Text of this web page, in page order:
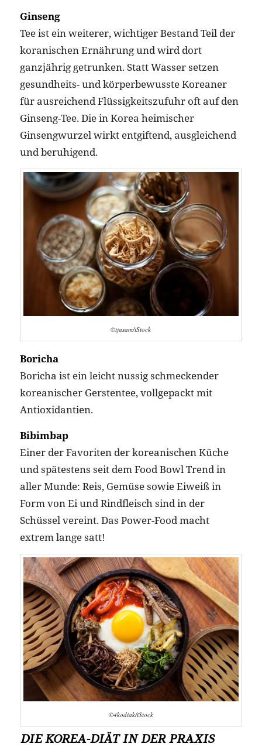
Ginseng
Tee ist ein weiterer, wichtiger Bestand Teil der
koranischen Ernährung und wird dort
ganzjährig getrunken. Statt Wasser setzen
gesundheits- und körperbewusste Koreaner
für ausreichend Flüssigkeitszufuhr oft auf den
Ginseng-Tee. Die in Korea heimischer
Ginsengwurzel wirkt entgiftend, ausgleichend
und beruhigend.
©tjasam/iStock
Boricha
Boricha ist ein leicht nussig schmeckender
koreanischer Gerstentee, vollgepackt mit
Antioxidantien.
Bibimbap
Einer der Favoriten der koreanischen Küche
und spätestens seit dem Food Bowl Trend in
aller Munde: Reis, Gemüse sowie Eiweiß in
Form von Ei und Rindfleisch sind in der
Schüssel vereint. Das Power-Food macht
extrem lange satt!
©4kodiak/iStock
DIE KOREA-DIÄT IN DER PRAXIS